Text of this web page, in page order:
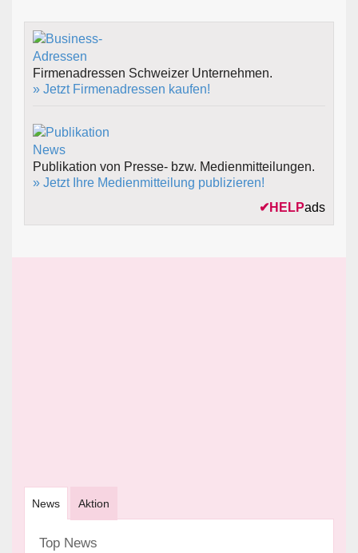
Firmenadressen Schweizer Unternehmen.
» Jetzt Firmenadressen kaufen!
Publikation von Presse- bzw. Medienmitteilungen.
» Jetzt Ihre Medienmitteilung publizieren!
✔ HELPads
News Aktion
Top News